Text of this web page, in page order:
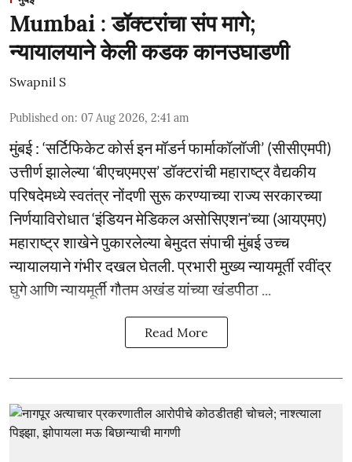
Mumbai : डॉक्टरांचा संप मागे;
न्यायालयाने केली कडक कानउघाडणी
Swapnil S
Published on: 07 Aug 2026, 2:41 am
मुंबई : ‘सर्टिफिकेट कोर्स इन मॉडर्न फार्माकॉलॉजी’ (सीसीएमपी)
उत्तीर्ण झालेल्या ‘बीएचएमएस’ डॉक्टरांची महाराष्ट्र वैद्यकीय
परिषदेमध्ये स्वतंत्र नोंदणी सुरू करण्याच्या राज्य सरकारच्या
निर्णयाविरोधात ‘इंडियन मेडिकल असोसिएशन’च्या (आयएमए)
महाराष्ट्र शाखेने पुकारलेल्या बेमुदत संपाची मुंबई उच्च
न्यायालयाने गंभीर दखल घेतली. प्रभारी मुख्य न्यायमूर्ती रवींद्र
घुगे आणि न्यायमूर्ती गौतम अखंड यांच्या खंडपीठा ...
Read More